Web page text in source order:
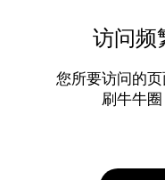
访问频
您所要访问的
刷牛牛